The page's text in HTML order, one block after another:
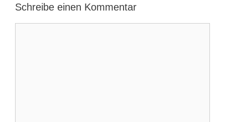
Schreibe einen Kommentar